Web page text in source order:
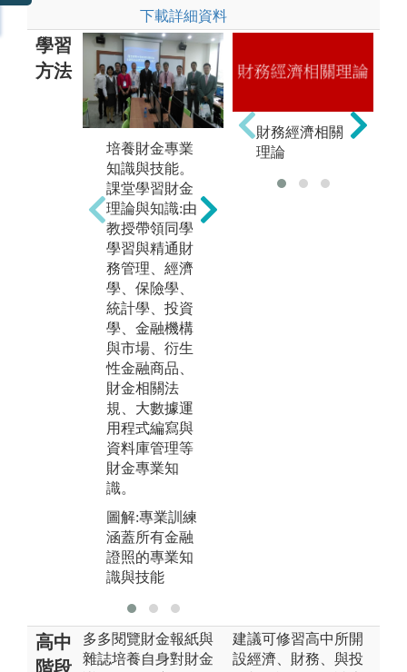
下載詳細資料
學習
方法
培養財金專業
知識與技能。
課堂學習財金
理論與知識:由
教授帶領同學
學習與精通財
務管理、經濟
學、保險學、
統計學、投資
學、金融機構
與市場、衍生
性金融商品、
財金相關法
規、大數據運
用程式編寫與
資料庫管理等
財金專業知
識。
圖解:專業訓練
涵蓋所有金融
證照的專業知
識與技能
廣泛接觸與判
讀財金相關資
訊
個案報告與時
財務經濟相關
理論
高中
階段
多多閱覽財金報紙與
雜誌培養自身對財金
建議可修習高中所開
設經濟、財務、與投